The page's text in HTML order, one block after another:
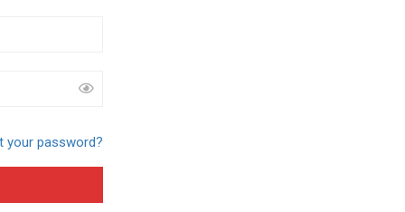
your password?